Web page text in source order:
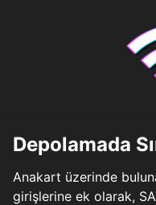
Depolamada
Anakart üzerinde
girişlerine ek olarak,